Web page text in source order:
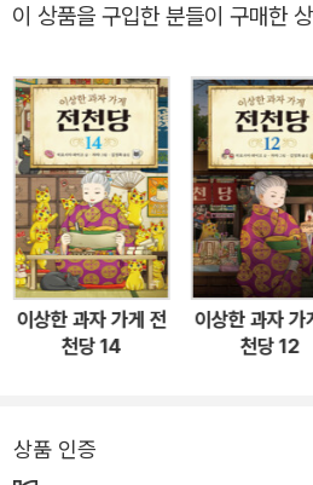
다가 평생 먹고도 남을 열대 과일을 얻
소에서 모니터링 요원으로 일하게 된
당>을 찾아 가게 된다. 그곳에서 잘 맞
아 땅콩>을 구매한다. 그러나 땅콩의
절반만 먹는 바람에 난감한 일이 닥친다. 그밖에 연재만화의 뒷이
기를 계속 볼 수 있는 <미리 보기 안경
인지 가리키는 <베프 측정기> 등 다양
과 손님들의 사연을 만날 수 있다. 이번에도 주의를 기울이지 못한 채
과자를 먹거나 장난감을 사용하는 바
심 때문에 되려 불행에 빠지고 마는 사
이 상품을 구입한 분들이 구매한
이상한 과자 가게 전
천당 14
이상한 과자 가
천당 12
상품 인증